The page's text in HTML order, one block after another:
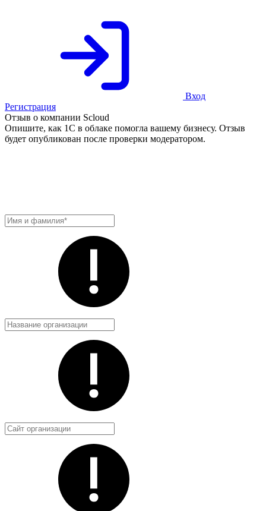
Вход
Регистрация
Отзыв о компании Scloud
Опишите, как 1С в облаке помогла вашему бизнесу. Отзыв
будет опубликован после проверки модератором.